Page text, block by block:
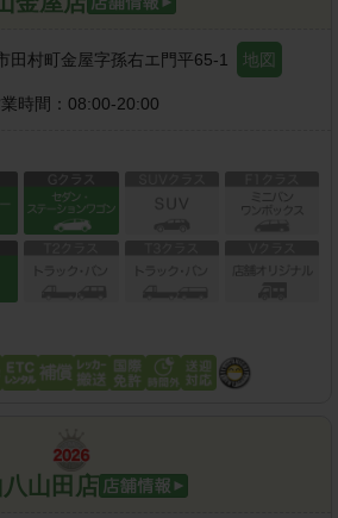
田村町金屋字孫右エ門平65-1 地図
時間： 08:00-20:00
山田店